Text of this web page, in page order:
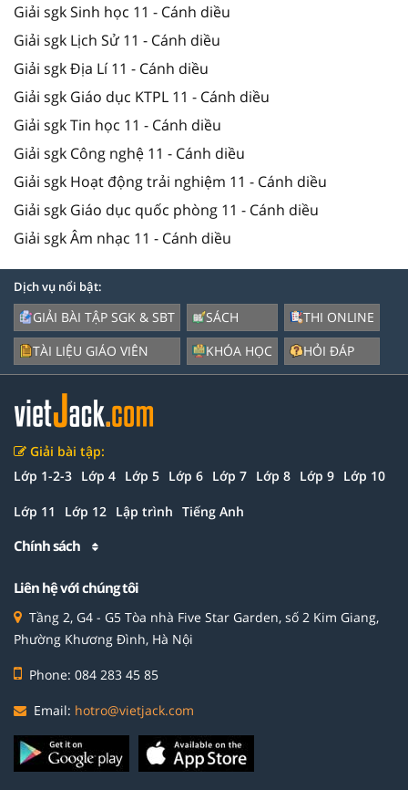
Giải sgk Sinh học 11 - Cánh diều
Giải sgk Lịch Sử 11 - Cánh diều
Giải sgk Địa Lí 11 - Cánh diều
Giải sgk Giáo dục KTPL 11 - Cánh diều
Giải sgk Tin học 11 - Cánh diều
Giải sgk Công nghệ 11 - Cánh diều
Giải sgk Hoạt động trải nghiệm 11 - Cánh diều
Giải sgk Giáo dục quốc phòng 11 - Cánh diều
Giải sgk Âm nhạc 11 - Cánh diều
Dịch vụ nổi bật:
GIẢI BÀI TẬP SGK & SBT
TÀI LIỆU GIÁO VIÊN
SÁCH
KHÓA HỌC
THI ONLINE
HỎI ĐÁP
Giải bài tập:
Lớp 1-2-3 Lớp 4 Lớp 5 Lớp 6 Lớp 7 Lớp 8 Lớp 9 Lớp 10
Lớp 11 Lớp 12 Lập trình Tiếng Anh
Chính sách
Liên hệ với chúng tôi
Tầng 2, G4 - G5 Tòa nhà Five Star Garden, số 2 Kim Giang,
Phường Khương Đình, Hà Nội
Phone: 084 283 45 85
Email: hotro@vietjack.com